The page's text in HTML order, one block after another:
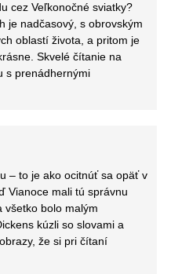
cez Veľkonočné sviatky?
je nadčasový, s obrovským
oblastí života, a pritom je
Skvelé čítanie na
s prenádhernými
– to je ako ocitnúť sa opäť v
Vianoce mali tú správnu
všetko bolo malým
kúzli so slovami a
že si pri čítaní